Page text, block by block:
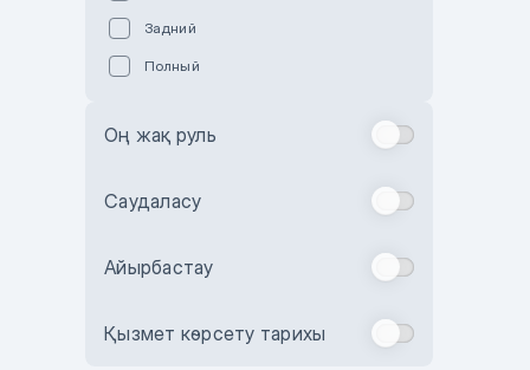
Зеленый
Бежевый
Комбинированный
Задний
Полный
Оң жақ руль
Саудаласу
Айырбастау
Қызмет көрсету тарихы